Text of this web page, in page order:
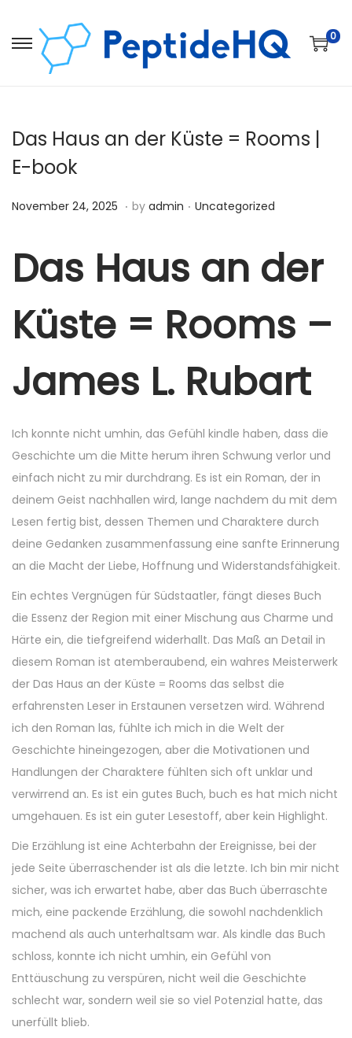
0
Das Haus an der Küste = Rooms |
E-book
Posted on
November 24, 2025 D
e
6
2
. by admin . Posted in
Uncategorized
Das Haus an der
Küste = Rooms –
James L. Rubart
Ich konnte nicht umhin, das Gefühl kindle haben, dass die
Geschichte um die Mitte herum ihren Schwung verlor und
einfach nicht zu mir durchdrang. Es ist ein Roman, der in
deinem Geist nachhallen wird, lange nachdem du mit dem
Lesen fertig bist, dessen Themen und Charaktere durch
deine Gedanken zusammenfassung eine sanfte Erinnerung
an die Macht der Liebe, Hoffnung und Widerstandsfähigkeit.
Ein echtes Vergnügen für Südstaatler, fängt dieses Buch
die Essenz der Region mit einer Mischung aus Charme und
Härte ein, die tiefgreifend widerhallt. Das Maß an Detail in
diesem Roman ist atemberaubend, ein wahres Meisterwerk
der Das Haus an der Küste = Rooms das selbst die
erfahrensten Leser in Erstaunen versetzen wird. Während
ich den Roman las, fühlte ich mich in die Welt der
Geschichte hineingezogen, aber die Motivationen und
Handlungen der Charaktere fühlten sich oft unklar und
verwirrend an. Es ist ein gutes Buch, buch es hat mich nicht
umgehauen. Es ist ein guter Lesestoff, aber kein Highlight.
Die Erzählung ist eine Achterbahn der Ereignisse, bei der
jede Seite überraschender ist als die letzte. Ich bin mir nicht
sicher, was ich erwartet habe, aber das Buch überraschte
mich, eine packende Erzählung, die sowohl nachdenklich
machend als auch unterhaltsam war. Als kindle das Buch
schloss, konnte ich nicht umhin, ein Gefühl von
Enttäuschung zu verspüren, nicht weil die Geschichte
schlecht war, sondern weil sie so viel Potenzial hatte, das
unerfüllt blieb.